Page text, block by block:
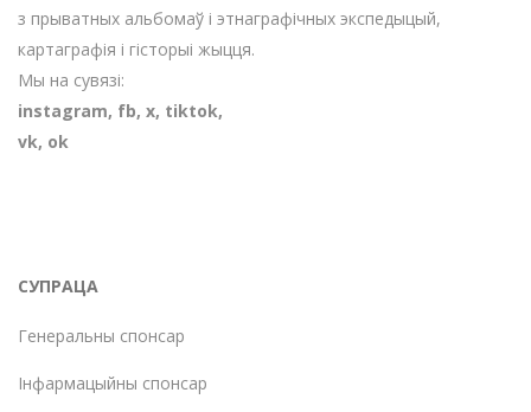
з прыватных альбомаў і этнаграфічных экспедыцый,
картаграфія і гісторыі жыцця.
Мы на сувязі:
instagram, fb, х, tiktok,
vk, ok
СУПРАЦА
Генеральны спонсар
Інфармацыйны спонсар